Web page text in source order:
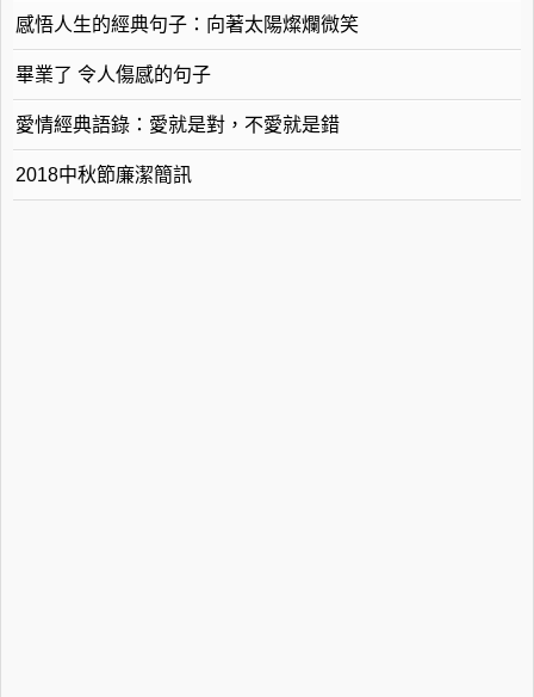
感悟人生的經典句子：向著太陽燦爛微笑
畢業了 令人傷感的句子
愛情經典語錄：愛就是對，不愛就是錯
2018中秋節廉潔簡訊